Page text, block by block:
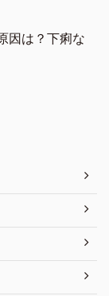
因は？下痢な